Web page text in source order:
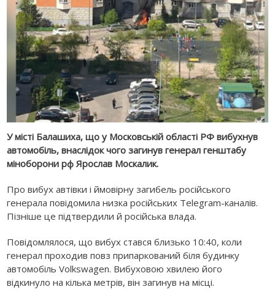
У місті Балашиха, що у Московській області РФ вибухнув
автомобіль, внаслідок чого загинув генерал генштабу
міноборони рф Ярослав Москалик.
Про вибух автівки і ймовірну загибель російського
генерала повідомила низка російських Telegram-каналів.
Пізніше це підтвердили й російська влада.
Повідомлялося, що вибух стався близько 10:40, коли
генерал проходив повз припаркований біля будинку
автомобіль Volkswagen. Вибуховою хвилею його
відкинуло на кілька метрів, він загинув на місці.